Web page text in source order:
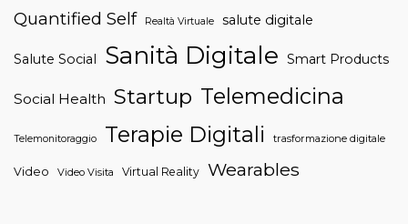
Quantified Self
Realtà Virtuale salute digitale
Salute Social Sanità Digitale Smart Products
Social Health Startup Telemedicina
Telemonitoraggio Terapie Digitali trasformazione digitale
Video Video Visita Virtual Reality Wearables